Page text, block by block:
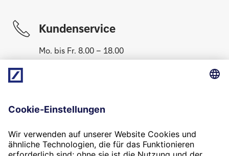
Kundenservice
Mo. bis Fr. 8.00 – 18.00